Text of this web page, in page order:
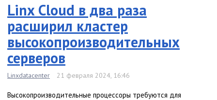
Linx Cloud в два раза
расширил кластер
высокопроизводительных
серверов
Linxdatacenter 21 февраля 2024, 16:46
Высокопроизводительные процессоры требуются для